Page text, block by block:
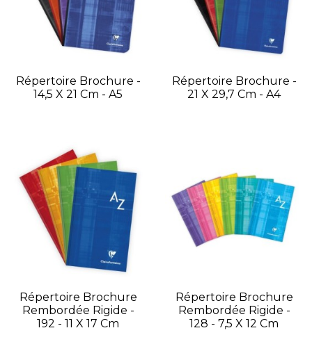
Répertoire Brochure -
14,5 X 21 Cm - A5
Répertoire Brochure -
21 X 29,7 Cm - A4
Répertoire Brochure
Rembordée Rigide -
192 - 11 X 17 Cm
Répertoire Brochure
Rembordée Rigide -
128 - 7,5 X 12 Cm